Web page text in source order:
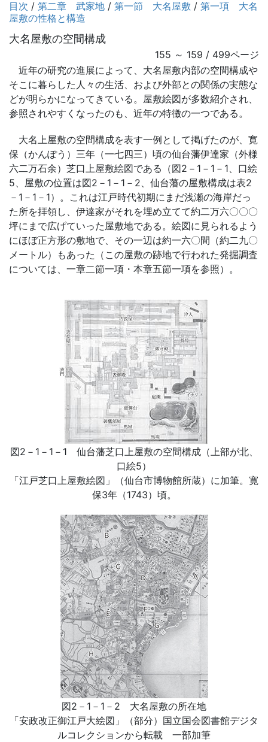
目次 / 第二章 武家地 / 第一節 大名屋敷 / 第一項 大名
屋敷の性格と構造
大名屋敷の空間構成
155 ～ 159 / 499ページ
近年の研究の進展によって、大名屋敷内部の空間構成や
そこに暮らした人々の生活、および外部との関係の実態な
どが明らかになってきている。屋敷絵図が多数紹介され、
参照されやすくなったのも、近年の特徴の一つである。
大名上屋敷の空間構成を表す一例として掲げたのが、寛
保（かんぽう）三年（一七四三）頃の仙台藩伊達家（外様
六二万石余）芝口上屋敷絵図である（図2－1－1－1、口絵
5、屋敷の位置は図2－1－1－2、仙台藩の屋敷構成は表2
－1－1－1）。これは江戸時代初期にまだ浅瀬の海岸だっ
た所を拝領し、伊達家がそれを埋め立てて約二万六〇〇〇
坪にまで広げていった屋敷地である。絵図に見られるよう
にほぼ正方形の敷地で、その一辺は約一六〇間（約二九〇
メートル）もあった（この屋敷の跡地で行われた発掘調査
については、一章二節一項・本章五節一項を参照）。
図2－1－1－1 仙台藩芝口上屋敷の空間構成（上部が北、
口絵5）
「江戸芝口上屋敷絵図」（仙台市博物館所蔵）に加筆。寛
保3年（1743）頃。
図2－1－1－2 大名屋敷の所在地
「安政改正御江戸大絵図」（部分）国立国会図書館デジタ
ルコレクションから転載 一部加筆